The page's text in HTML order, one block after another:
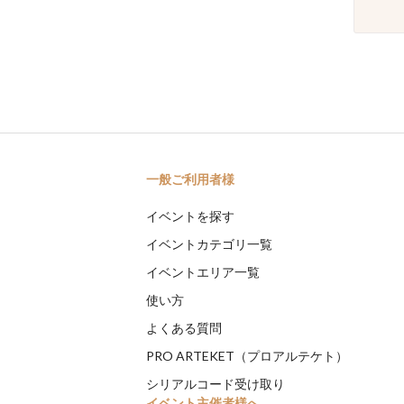
一般ご利用者様
イベントを探す
イベントカテゴリ一覧
イベントエリア一覧
使い方
よくある質問
PRO ARTEKET（プロアルテケト）
シリアルコード受け取り